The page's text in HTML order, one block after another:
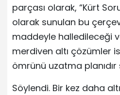
parçası olarak, “Kürt
olarak sunulan bu
maddeyle halledileceği
merdiven altı çözümler
ömrünü uzatma
Söylendi. Bir kez daha